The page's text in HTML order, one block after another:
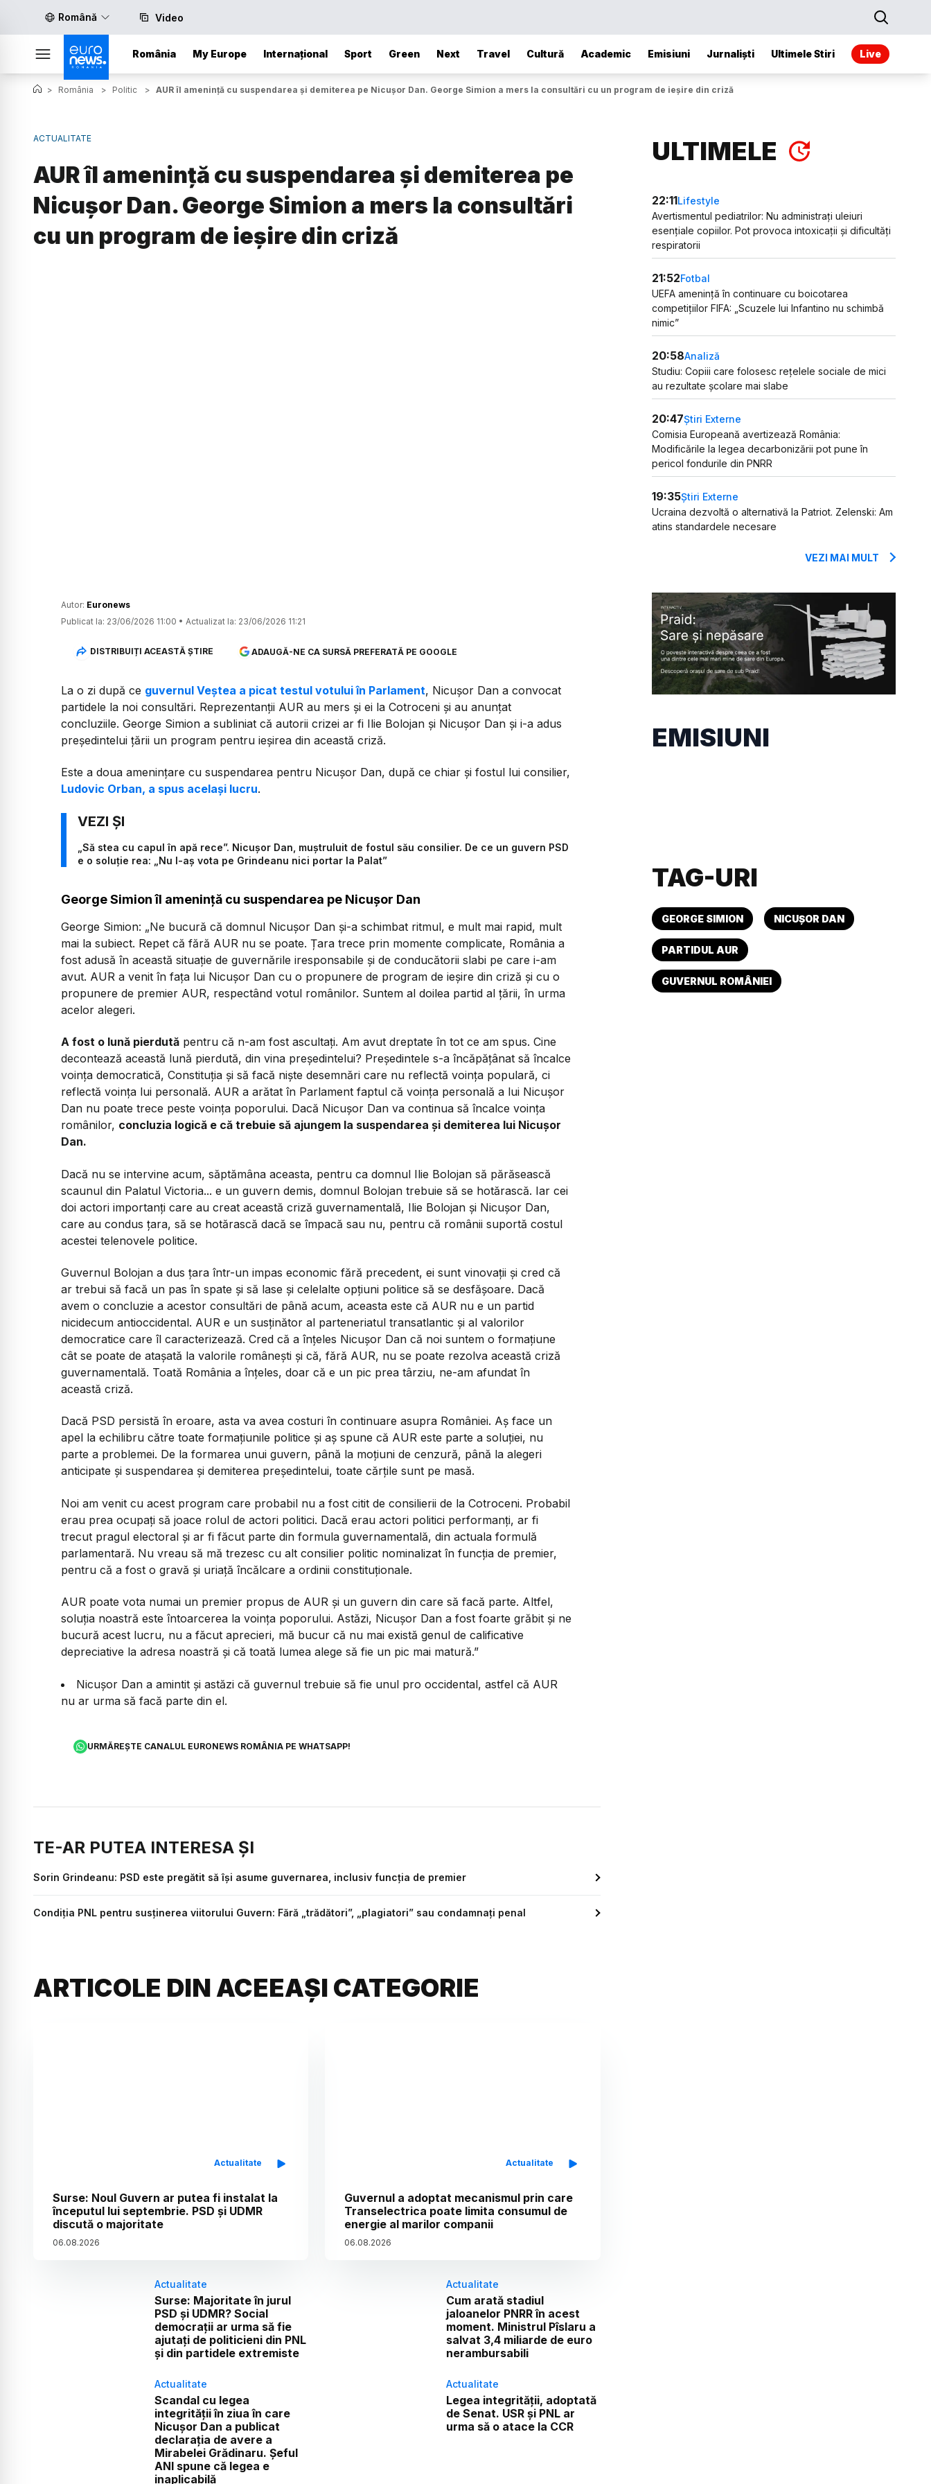
Română Video
România My Europe Internațional Sport Green Next Travel Cultură Academic Emisiuni Jurnaliști Ultimele Stiri Live
> România > Politic > AUR îl amenință cu suspendarea și demiterea pe Nicușor Dan. George Simion a mers la consultări cu un program de ieșire din criză
ACTUALITATE
AUR îl amenință cu suspendarea și demiterea pe
Nicușor Dan. George Simion a mers la consultări
cu un program de ieșire din criză
Autor: Euronews
Publicat la: 23/06/2026 11:00 • Actualizat la: 23/06/2026 11:21
DISTRIBUIȚI ACEASTĂ ȘTIRE ADAUGĂ-NE CA SURSĂ PREFERATĂ PE GOOGLE
La o zi după ce guvernul Veștea a picat testul votului în Parlament, Nicușor Dan a convocat
partidele la noi consultări. Reprezentanții AUR au mers și ei la Cotroceni și au anunțat
concluziile. George Simion a subliniat că autorii crizei ar fi Ilie Bolojan și Nicușor Dan și i-a adus
președintelui țării un program pentru ieșirea din această criză.
Este a doua amenințare cu suspendarea pentru Nicușor Dan, după ce chiar și fostul lui consilier,
Ludovic Orban, a spus același lucru.
„Să stea cu capul în apă rece”. Nicușor Dan, muștruluit de fostul său consilier. De ce un guvern PSD
e o soluție rea: „Nu l-aș vota pe Grindeanu nici portar la Palat”
George Simion îl amenință cu suspendarea pe Nicușor Dan
George Simion: „Ne bucură că domnul Nicușor Dan și-a schimbat ritmul, e mult mai rapid, mult
mai la subiect. Repet că fără AUR nu se poate. Țara trece prin momente complicate, România a
fost adusă în această situație de guvernările iresponsabile și de conducătorii slabi pe care i-am
avut. AUR a venit în fața lui Nicușor Dan cu o propunere de program de ieșire din criză și cu o
propunere de premier AUR, respectând votul românilor. Suntem al doilea partid al țării, în urma
acelor alegeri.
A fost o lună pierdută pentru că n-am fost ascultați. Am avut dreptate în tot ce am spus. Cine
decontează această lună pierdută, din vina președintelui? Președintele s-a încăpățânat să încalce
voința democratică, Constituția și să facă niște desemnări care nu reflectă voința populară, ci
reflectă voința lui personală. AUR a arătat în Parlament faptul că voința personală a lui Nicușor
Dan nu poate trece peste voința poporului. Dacă Nicușor Dan va continua să încalce voința
românilor, concluzia logică e că trebuie să ajungem la suspendarea și demiterea lui Nicușor
Dan.
Dacă nu se intervine acum, săptămâna aceasta, pentru ca domnul Ilie Bolojan să părăsească
scaunul din Palatul Victoria... e un guvern demis, domnul Bolojan trebuie să se hotărască. Iar cei
doi actori importanți care au creat această criză guvernamentală, Ilie Bolojan și Nicușor Dan,
care au condus țara, să se hotărască dacă se împacă sau nu, pentru că românii suportă costul
acestei telenovele politice.
Guvernul Bolojan a dus țara într-un impas economic fără precedent, ei sunt vinovații și cred că
ar trebui să facă un pas în spate și să lase și celelalte opțiuni politice să se desfășoare. Dacă
avem o concluzie a acestor consultări de până acum, aceasta este că AUR nu e un partid
nicidecum antioccidental. AUR e un susținător al parteneriatul transatlantic și al valorilor
democratice care îl caracterizează. Cred că a înțeles Nicușor Dan că noi suntem o formațiune
cât se poate de atașată la valorile românești și că, fără AUR, nu se poate rezolva această criză
guvernamentală. Toată România a înțeles, doar că e un pic prea târziu, ne-am afundat în
această criză.
Dacă PSD persistă în eroare, asta va avea costuri în continuare asupra României. Aș face un
apel la echilibru către toate formațiunile politice și aș spune că AUR este parte a soluției, nu
parte a problemei. De la formarea unui guvern, până la moțiuni de cenzură, până la alegeri
anticipate și suspendarea și demiterea președintelui, toate cărțile sunt pe masă.
Noi am venit cu acest program care probabil nu a fost citit de consilierii de la Cotroceni. Probabil
erau prea ocupați să joace rolul de actori politici. Dacă erau actori politici performanți, ar fi
trecut pragul electoral și ar fi făcut parte din formula guvernamentală, din actuala formulă
parlamentară. Nu vreau să mă trezesc cu alt consilier politic nominalizat în funcția de premier,
pentru că a fost o gravă și uriață încălcare a ordinii constituționale.
AUR poate vota numai un premier propus de AUR și un guvern din care să facă parte. Altfel,
soluția noastră este întoarcerea la voința poporului. Astăzi, Nicușor Dan a fost foarte grăbit și ne
bucură acest lucru, nu a făcut aprecieri, mă bucur că nu mai există genul de calificative
depreciative la adresa noastră și că toată lumea alege să fie un pic mai matură.”
Nicușor Dan a amintit și astăzi că guvernul trebuie să fie unul pro occidental, astfel că AUR
nu ar urma să facă parte din el.
URMĂREȘTE CANALUL EURONEWS ROMÂNIA PE WHATSAPP!
TE-AR PUTEA INTERESA ȘI
Sorin Grindeanu: PSD este pregătit să își asume guvernarea, inclusiv funcția de premier
Condiția PNL pentru susținerea viitorului Guvern: Fără „trădători”, „plagiatori” sau condamnați penal
ARTICOLE DIN ACEEAȘI CATEGORIE
Actualitate
Surse: Noul Guvern ar putea fi instalat la
începutul lui septembrie. PSD și UDMR
discută o majoritate
06.08.2026
Actualitate
Guvernul a adoptat mecanismul prin care
Transelectrica poate limita consumul de
energie al marilor companii
06.08.2026
Actualitate
Surse: Majoritate în jurul
PSD și UDMR? Social
democrații ar urma să fie
ajutați de politicieni din PNL
și din partidele extremiste
Actualitate
Cum arată stadiul
jaloanelor PNRR în acest
moment. Ministrul Pîslaru a
salvat 3,4 miliarde de euro
nerambursabili
Actualitate
Scandal cu legea
integrității în ziua în care
Nicușor Dan a publicat
declarația de avere a
Mirabelei Grădinaru. Șeful
ANI spune că legea e
inaplicabilă
Actualitate
Legea integrității, adoptată
de Senat. USR și PNL ar
urma să o atace la CCR
ULTIMELE
22:11Lifestyle
Avertismentul pediatrilor: Nu administrați uleiuri
esențiale copiilor. Pot provoca intoxicații și dificultăți
respiratorii
21:52Fotbal
UEFA amenință în continuare cu boicotarea
competițiilor FIFA: „Scuzele lui Infantino nu schimbă
nimic”
20:58Analiză
Studiu: Copiii care folosesc rețelele sociale de mici
au rezultate școlare mai slabe
20:47Știri Externe
Comisia Europeană avertizează România:
Modificările la legea decarbonizării pot pune în
pericol fondurile din PNRR
19:35Știri Externe
Ucraina dezvoltă o alternativă la Patriot. Zelenski: Am
atins standardele necesare
VEZI MAI MULT
EMISIUNI
TAG-URI
GEORGE SIMION NICUȘOR DAN
PARTIDUL AUR
GUVERNUL ROMÂNIEI